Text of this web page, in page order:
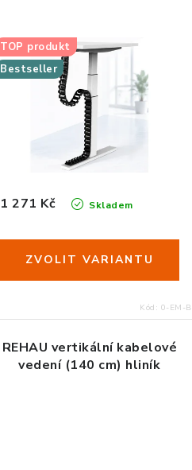
í
p
o
u
k
t
TOP produkt
Bestseller
Skladem
1 271 Kč
Kód: 0-EM-B
REHAU vertikální kabelové
vedení (140 cm) hliník